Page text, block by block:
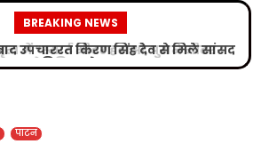
BREAKING NEWS
उपचाररत किरण सिंह देव से मिले सांसद
विजय बघेल
पाटन